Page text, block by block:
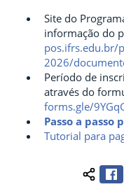
Site do
informação do
pos.ifrs.edu.br/
2026/
Período de
através do
forms.gle/
Passo a passo
Tutorial para